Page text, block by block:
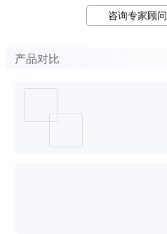
咨询专家顾问
产品对比